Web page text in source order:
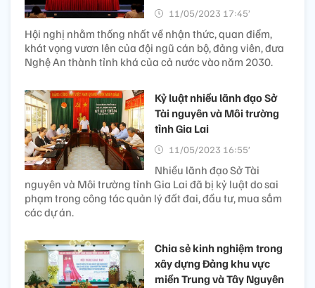
11/05/2023 17:45’
Hội nghị nhằm thống nhất về nhận thức, quan điểm,
khát vọng vươn lên của đội ngũ cán bộ, đảng viên, đưa
Nghệ An thành tỉnh khá của cả nước vào năm 2030.
Kỷ luật nhiều lãnh đạo Sở
Tài nguyên và Môi trường
tỉnh Gia Lai
11/05/2023 16:55’
Nhiều lãnh đạo Sở Tài
nguyên và Môi trường tỉnh Gia Lai đã bị kỷ luật do sai
phạm trong công tác quản lý đất đai, đầu tư, mua sắm
các dự án.
Chia sẻ kinh nghiệm trong
xây dựng Đảng khu vực
miền Trung và Tây Nguyên